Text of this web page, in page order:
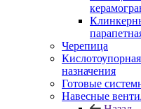
Черепица
назначения
Готовые
Навесные